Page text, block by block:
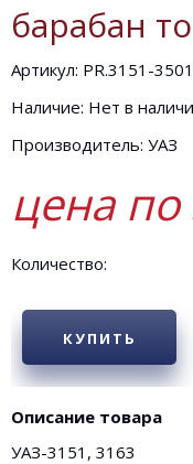
барабан
Артикул: PR.3151-
Наличие: Нет в
Производитель: УАЗ
цена по
Количество:
КУПИТЬ
Описание товара
УАЗ-3151, 3163